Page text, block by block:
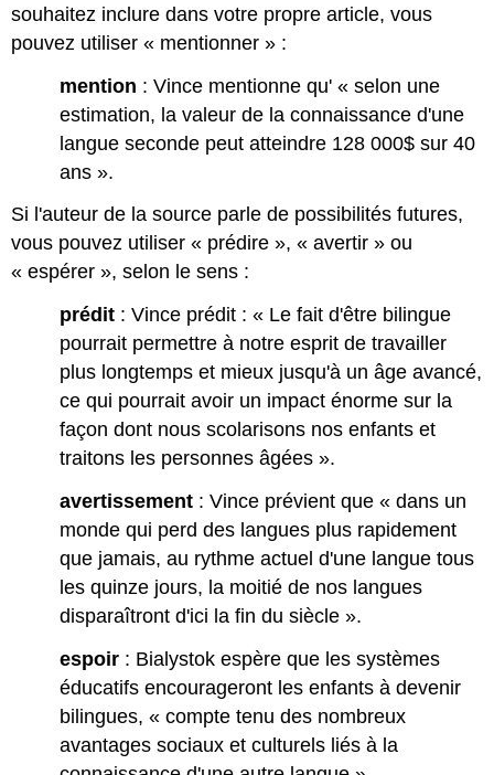
souhaitez inclure dans votre propre article, vous
pouvez utiliser « mentionner » :
mention : Vince mentionne qu' « selon une
estimation, la valeur de la connaissance d'une
langue seconde peut atteindre 128 000$ sur 40
ans ».
Si l'auteur de la source parle de possibilités futures,
vous pouvez utiliser « prédire », « avertir » ou
« espérer », selon le sens :
prédit : Vince prédit : « Le fait d'être bilingue
pourrait permettre à notre esprit de travailler
plus longtemps et mieux jusqu'à un âge avancé,
ce qui pourrait avoir un impact énorme sur la
façon dont nous scolarisons nos enfants et
traitons les personnes âgées ».
avertissement : Vince prévient que « dans un
monde qui perd des langues plus rapidement
que jamais, au rythme actuel d'une langue tous
les quinze jours, la moitié de nos langues
disparaîtront d'ici la fin du siècle ».
espoir : Bialystok espère que les systèmes
éducatifs encourageront les enfants à devenir
bilingues, « compte tenu des nombreux
avantages sociaux et culturels liés à la